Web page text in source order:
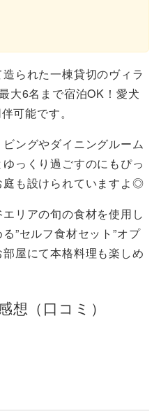
られた一棟貸切のヴィラ
大6名まで宿泊OK！愛犬
可能です。
ングやダイニングルーム
っくり過ごすのにもぴっ
庭も設けられていますよ◎
リアの旬の食材を使用し
”セルフ食材セット”オプ
屋にて本格料理も楽しめ
想（口コミ）